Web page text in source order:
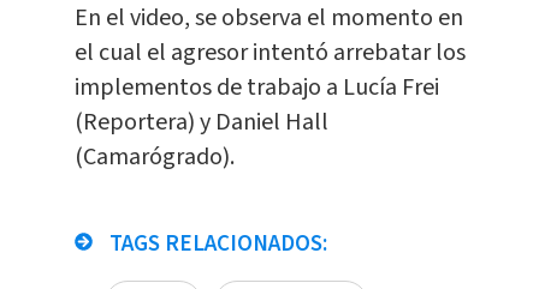
En el video, se observa el momento en
el cual el agresor intentó arrebatar los
implementos de trabajo a Lucía Frei
(Reportera) y Daniel Hall
(Camarógrado).
TAGS RELACIONADOS: